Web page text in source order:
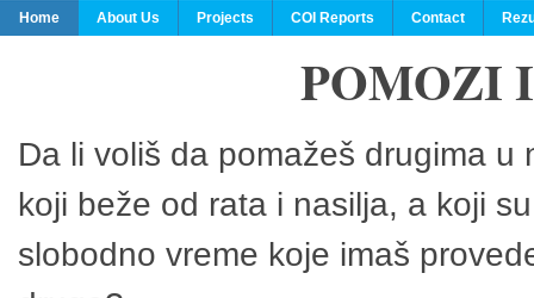
Home About Us Projects COI Reports Contact
POMOZI
Da li voliš da pomažeš drugima
koji beže od rata i nasilja, a koji
slobodno vreme koje imaš